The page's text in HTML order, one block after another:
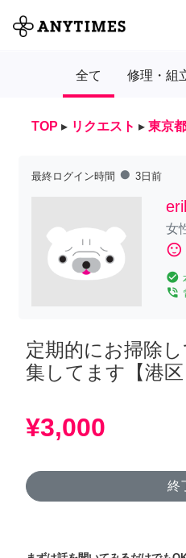
全て 修理・組
TOP ▸ リクエスト ▸ 東京都
最終ログイン時間 fiber_manual_record 3日前
女
sentiment_satisfied
check_circle
phone_in_talk
定期的にお掃除
集してます【港区
¥3,000
終